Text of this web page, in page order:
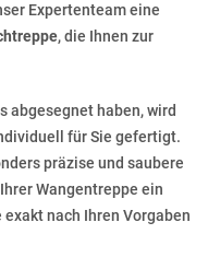
Expertenteam eine
, die Ihnen zur
abgesegnet haben, wird
für Sie gefertigt.
präzise und saubere
Wangentreppe ein
exakt nach Ihren Vorgaben